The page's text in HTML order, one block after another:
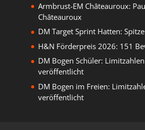
Armbrust-EM Châteauroux:
Châteauroux
DM Target Sprint Hatten:
H&N Förderpreis 2026: 151
DM Bogen Schüler:
veröffentlicht
DM Bogen im Freien:
veröffentlicht